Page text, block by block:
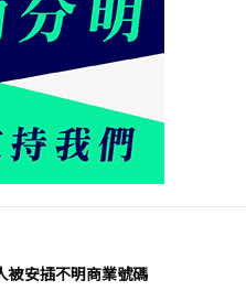
被安插不明商業號碼